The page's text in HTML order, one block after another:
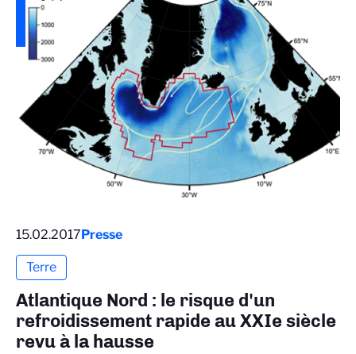
15.02.2017Presse
Terre
Atlantique Nord : le risque d'un
refroidissement rapide au XXIe siècle
revu à la hausse